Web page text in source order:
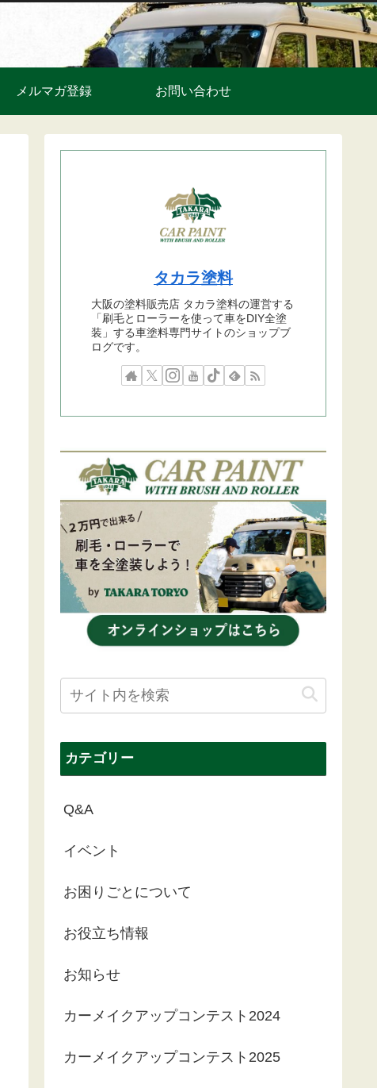
メルマガ登録 お問い合わせ
タカラ塗料
大阪の塗料販売店 タカラ塗料の運営する
「刷毛とローラーを使って車をDIY全塗
装」する車塗料専門サイトのショップブ
ログです。
カテゴリー
Q&A
イベント
お困りごとについて
お役立ち情報
お知らせ
カーメイクアップコンテスト2024
カーメイクアップコンテスト2025